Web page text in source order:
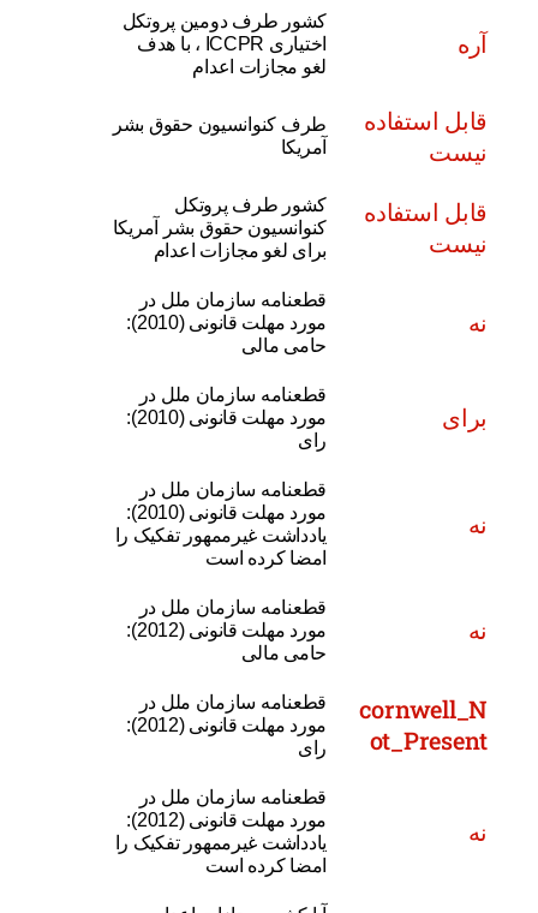
آره
کشور طرف دومین پروتکل
اختیاری ICCPR ، با هدف
لغو مجازات اعدام
قابل استفاده
نیست
طرف کنوانسیون حقوق بشر
آمریکا
قابل استفاده
نیست
کشور طرف پروتکل
کنوانسیون حقوق بشر آمریکا
برای لغو مجازات اعدام
نه
قطعنامه سازمان ملل در
مورد مهلت قانونی (2010):
حامی مالی
برای
قطعنامه سازمان ملل در
مورد مهلت قانونی (2010):
رای
نه
قطعنامه سازمان ملل در
مورد مهلت قانونی (2010):
یادداشت غیرممهور تفکیک را
امضا کرده است
نه
قطعنامه سازمان ملل در
مورد مهلت قانونی (2012):
حامی مالی
cornwell_N
ot_Present
قطعنامه سازمان ملل در
مورد مهلت قانونی (2012):
رای
نه
قطعنامه سازمان ملل در
مورد مهلت قانونی (2012):
یادداشت غیرممهور تفکیک را
امضا کرده است